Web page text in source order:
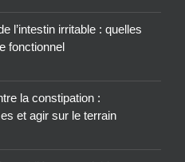
l’intestin irritable : quelles
fonctionnel
la constipation :
et agir sur le terrain